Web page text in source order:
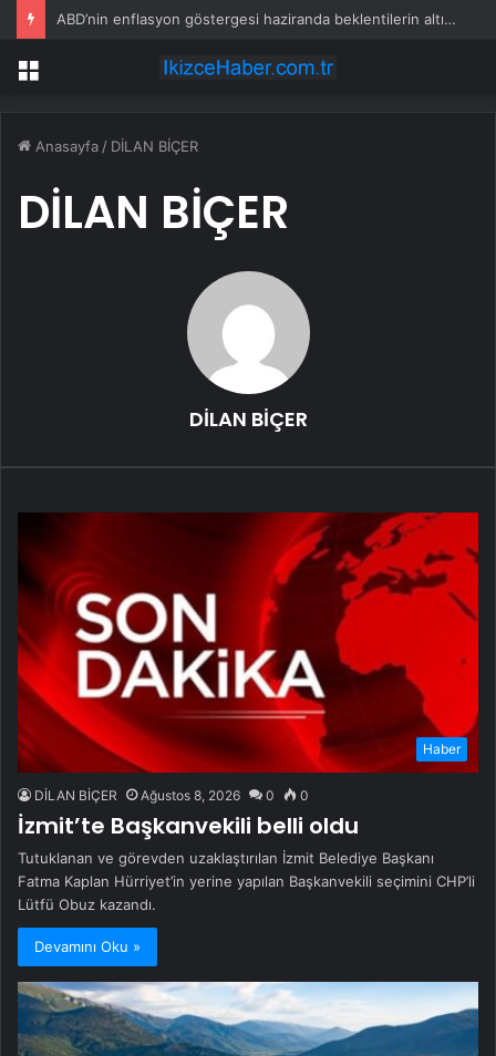
ABD’nin enflasyon göstergesi haziranda beklentilerin altında arttı
Menü
Anasayfa / DİLAN BİÇER
DİLAN BİÇER
DİLAN BİÇER
Haber
DİLAN BİÇER Ağustos 8, 2026 0 0
İzmit’te Başkanvekili belli oldu
Tutuklanan ve görevden uzaklaştırılan İzmit Belediye Başkanı
Fatma Kaplan Hürriyet’in yerine yapılan Başkanvekili seçimini CHP’li
Lütfü Obuz kazandı.
Devamını Oku »